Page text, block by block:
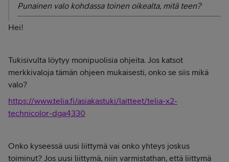
Punainen valo kohdassa toinen oikealta, mitä teen?
Hei!
Tukisivulta löytyy monipuolisia ohjeita. Jos katsot
merkkivaloja tämän ohjeen mukaisesti, onko se siis mikä
valo?
https://www.telia.fi/asiakastuki/laitteet/telia-x2-
technicolor-dga4330
Onko kyseessä uusi liittymä vai onko yhteys joskus
toiminut? Jos uusi liittymä, niin varmistathan, että liittymä